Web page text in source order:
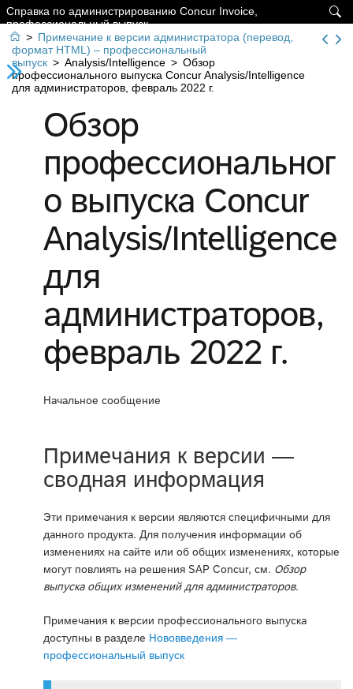

Справка по администрированию Concur Invoice,
профессиональный выпуск
 > Примечание к версии администратора (перевод,
формат HTML) – профессиональный
выпуск > Analysis/Intelligence > Обзор
профессионального выпуска Concur Analysis/Intelligence
для администраторов, февраль 2022 г.
Обзор
профессиональног
о выпуска Concur
Analysis/Intelligence
для
администраторов,
февраль 2022 г.
Начальное сообщение
Примечания к версии —
сводная информация
Эти примечания к версии являются специфичными для
данного продукта. Для получения информации об
изменениях на сайте или об общих изменениях, которые
могут повлиять на решения SAP Concur, см. Обзор
выпуска общих изменений для администраторов.
Примечания к версии профессионального выпуска
доступны в разделе Нововведения —
профессиональный выпуск